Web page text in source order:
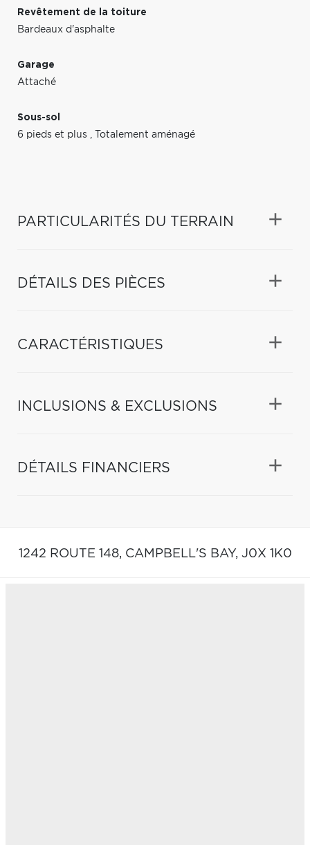
Revêtement de la toiture
Bardeaux d'asphalte
Garage
Attaché
Sous-sol
6 pieds et plus , Totalement aménagé
PARTICULARITÉS DU TERRAIN
DÉTAILS DES PIÈCES
CARACTÉRISTIQUES
INCLUSIONS & EXCLUSIONS
DÉTAILS FINANCIERS
1242 ROUTE 148, CAMPBELL'S BAY, J0X 1K0